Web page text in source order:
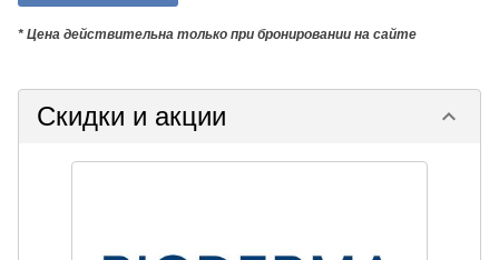
* Цена действительна только при бронировании на сайте
Скидки и акции keyboard_arrow_down